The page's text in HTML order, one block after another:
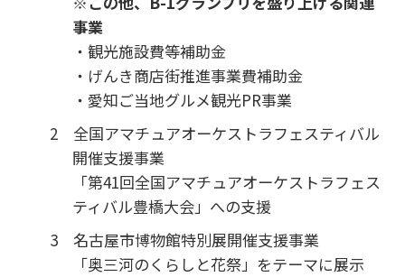
事業
・観光施設費等補助金
・げんき商店街推進事業費補助金
・愛知ご当地グルメ観光PR事業
2 全国アマチュアオーケストラフェスティバル
開催支援事業
「第41回全国アマチュアオーケストラフェス
ティバル豊橋大会」への支援
3 名古屋市博物館特別展開催支援事業
「奥三河のくらしと花祭」をテーマに展示